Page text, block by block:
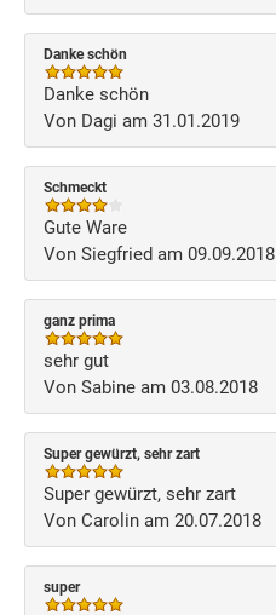
Danke schön
Danke schön
Von Dagi am 31.01.2019
Schmeckt
Gute Ware
Von Siegfried am 09.09.2018
ganz prima
sehr gut
Von Sabine am 03.08.2018
Super gewürzt, sehr zart
Super gewürzt, sehr zart
Von Carolin am 20.07.2018
super